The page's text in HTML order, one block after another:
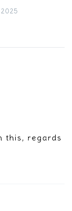
this, regards